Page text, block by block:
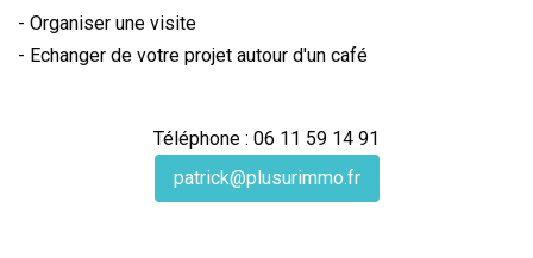
- Organiser une visite
- Echanger de votre projet autour d'un café
Téléphone : 06 11 59 14 91
patrick@plusurimmo.fr